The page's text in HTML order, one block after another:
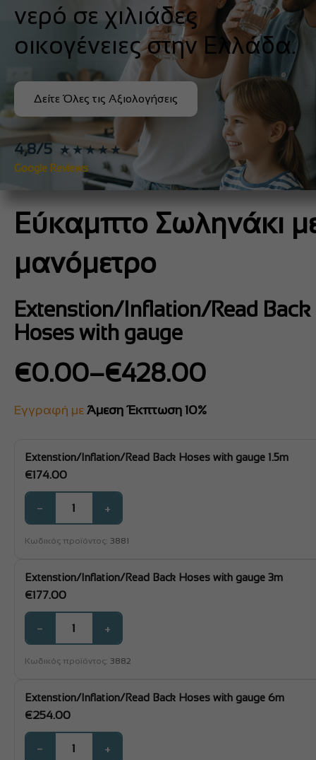
νερό σε χιλιάδες
οικογένειες στην Ελλάδα.
Δείτε Όλες τις Αξιολογήσεις
4,8/5 ★★★★★
Google Reviews
Εύκαμπτο Σωληνάκι
μανόμετρο
Extenstion/Inflation/Read Back
Hoses with gauge
€0.00–€428.00
Price
range:
€0.00
through
Εγγραφή με Άμεση Έκπτωση 10%
Extenstion/Inflation/Read Back Hoses with gauge 1.5m
€174.00
− +
Κωδικός προϊόντος: 3881
Extenstion/Inflation/Read Back Hoses with gauge 3m
€177.00
− +
Κωδικός προϊόντος: 3882
Extenstion/Inflation/Read Back Hoses with gauge 6m
€254.00
− +